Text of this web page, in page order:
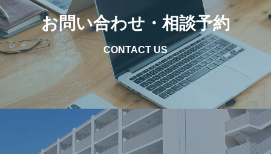
お問い合わせ・相談予約
CONTACT US